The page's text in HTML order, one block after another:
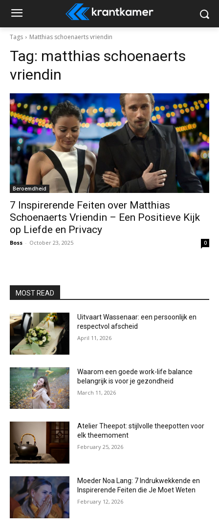
Tags Matthias schoenaerts vriendin
Tag: matthias schoenaerts
vriendin
Beroemdheid
7 Inspirerende Feiten over Matthias
Schoenaerts Vriendin – Een Positieve Kijk
op Liefde en Privacy
Boss - October 23, 2025 0
MOST READ
Uitvaart Wassenaar: een persoonlijk en
respectvol afscheid
April 11, 2026
Waarom een goede work-life balance
belangrijk is voor je gezondheid
March 11, 2026
Atelier Theepot: stijlvolle theepotten voor
elk theemoment
February 25, 2026
Moeder Noa Lang: 7 Indrukwekkende en
Inspirerende Feiten die Je Moet Weten
February 12, 2026